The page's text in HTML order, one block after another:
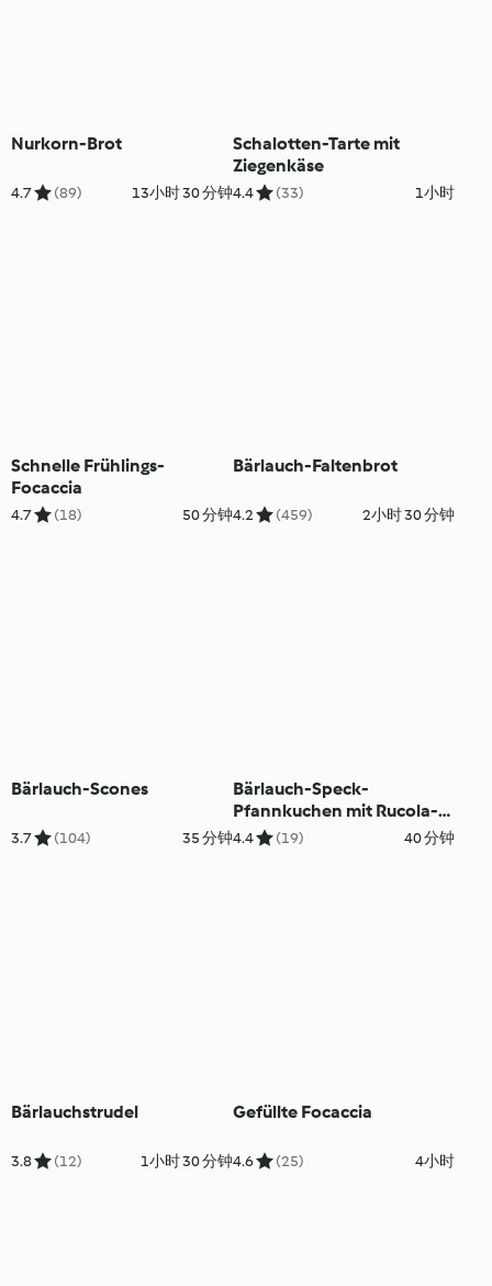
Nurkorn-Brot
4.7 (89) 13小时 30 分钟
Schalotten-Tarte mit
Ziegenkäse
4.4 (33) 1小时
Schnelle Frühlings-
Focaccia
4.7 (18) 50 分钟
Bärlauch-Faltenbrot
4.2 (459) 2小时 30 分钟
Bärlauch-Scones
3.7 (104) 35 分钟
Bärlauch-Speck-
Pfannkuchen mit Rucola-
Salat
4.4 (19) 40 分钟
Bärlauchstrudel
3.8 (12) 1小时 30 分钟
Gefüllte Focaccia
4.6 (25) 4小时